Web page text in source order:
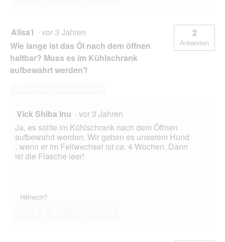
Alisa1 · vor 3 Jahren
Wie lange ist das Öl nach dem öffnen
haltbar? Muss es im Kühlschrank
aufbewahrt werden?
2
Antworten
Vick Shiba Inu · vor 3 Jahren
Ja, es sollte im Kühlschrank nach dem Öffnen
aufbewahrt werden. Wir geben es unserem Hund
, wenn er im Fellwechsel ist ca. 4 Wochen. Dann
ist die Flasche leer!
Hilfreich?